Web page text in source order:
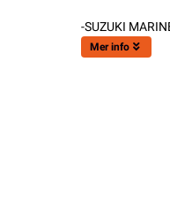
-SUZUKI
Mer info